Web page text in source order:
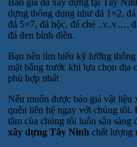
Báo giá đá xây dựng tại Tây
dựng thông dụng như đá 1×2,
đá 5×7, đá hộc, đá chẻ ..v..v….
đá đen bình điền.
Bạn nên tìm hiểu kỹ lưỡng
mặt bằng trước khi lựa chọn địa
phù hợp nhất
Nếu muốn được báo giá vật
quên liên hệ ngay với chúng
tâm của chúng tôi luôn sẵn sàng
xây dựng Tây Ninh chất lượng